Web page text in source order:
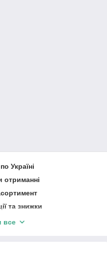
Україні
отриманні
та знижки
лікування ран
все